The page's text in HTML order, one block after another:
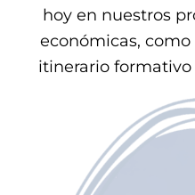
hoy en nuestros
económicas,
itinerario